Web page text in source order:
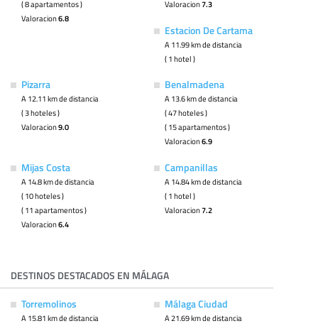
( 8 apartamentos )
Valoracion6.8
Valoracion7.3
Estacion De Cartama
A 11.99 km de distancia
( 1 hotel )
Pizarra
A 12.11 km de distancia
( 3 hoteles )
Valoracion9.0
Benalmadena
A 13.6 km de distancia
( 47 hoteles )
( 15 apartamentos )
Valoracion6.9
Mijas Costa
A 14.8 km de distancia
( 10 hoteles )
( 11 apartamentos )
Valoracion6.4
Campanillas
A 14.84 km de distancia
( 1 hotel )
Valoracion7.2
DESTINOS DESTACADOS EN MÁLAGA
Torremolinos
A 15.81 km de distancia
Málaga Ciudad
A 21.69 km de distancia